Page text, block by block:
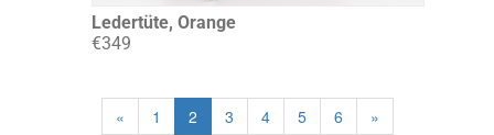
Ledertüte, Orange
€349
« 1 2 3 4 5 6 »